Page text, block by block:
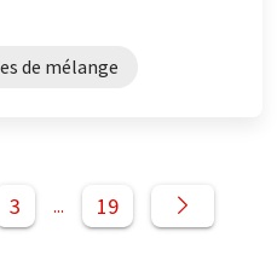
de mélange
3 ... 19